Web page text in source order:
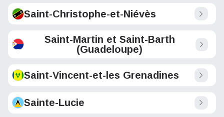
Saint-Christophe-et-Niévès
Saint-Martin et Saint-Barth
(Guadeloupe)
Saint-Vincent-et-les Grenadines
Sainte-Lucie